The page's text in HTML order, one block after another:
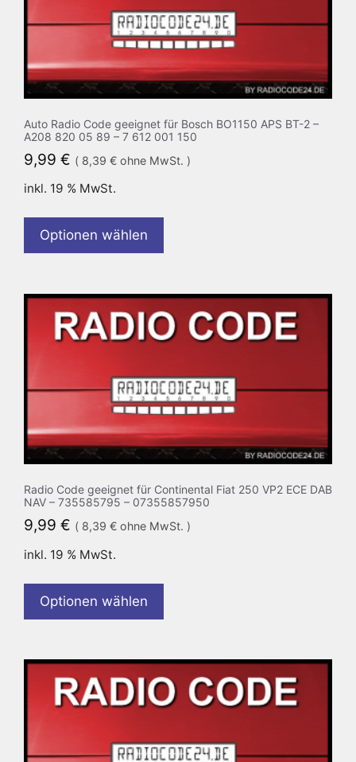
Auto Radio Code geeignet für Bosch BO1150 APS BT-2 –
A208 820 05 89 – 7 612 001 150
9,99 € ( 8,39 € ohne MwSt. )
inkl. 19 % MwSt.
Optionen wählen
Radio Code geeignet für Continental Fiat 250 VP2 ECE DAB
NAV – 735585795 – 07355857950
9,99 € ( 8,39 € ohne MwSt. )
inkl. 19 % MwSt.
Optionen wählen